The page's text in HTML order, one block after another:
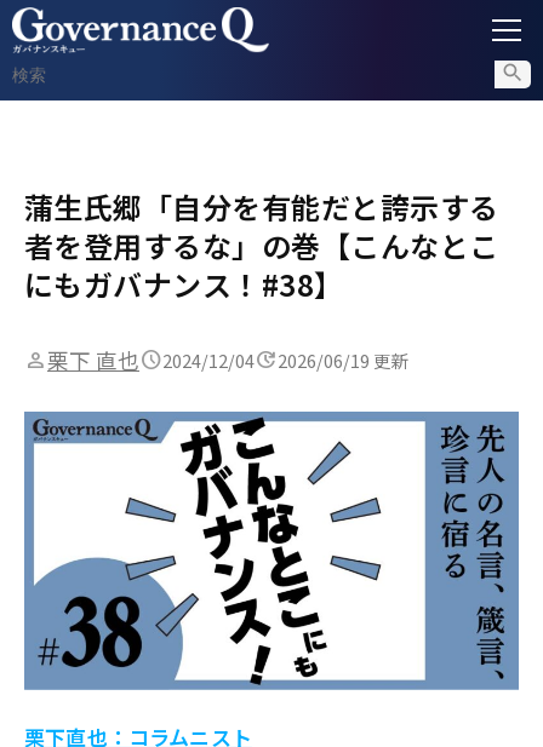
内部通報
コンプライアンス調査
不正対策
セミナー情報
蒲生氏郷「自分を有能だと誇示する
者を登用するな」の巻【こんなとこ
にもガバナンス！#38】
栗下 直也 2024/12/04 2026/06/19 更新
栗下直也：コラムニスト